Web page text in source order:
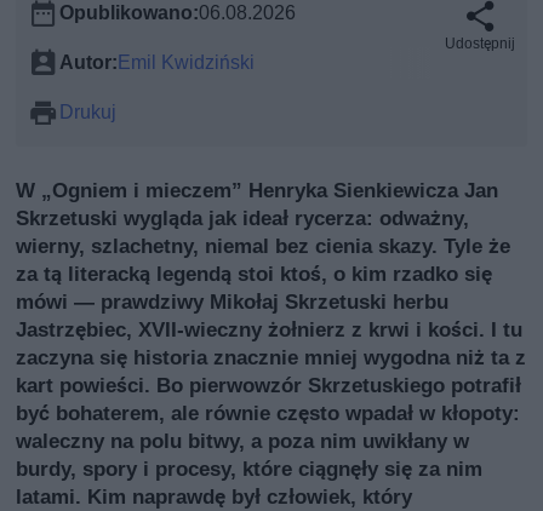
Opublikowano:06.08.2026
Autor:Emil Kwidziński
Drukuj
Udostępnij
W „Ogniem i mieczem” Henryka Sienkiewicza Jan
Skrzetuski wygląda jak ideał rycerza: odważny,
wierny, szlachetny, niemal bez cienia skazy. Tyle że
za tą literacką legendą stoi ktoś, o kim rzadko się
mówi — prawdziwy Mikołaj Skrzetuski herbu
Jastrzębiec, XVII‑wieczny żołnierz z krwi i kości. I tu
zaczyna się historia znacznie mniej wygodna niż ta z
kart powieści. Bo pierwowzór Skrzetuskiego potrafił
być bohaterem, ale równie często wpadał w kłopoty:
waleczny na polu bitwy, a poza nim uwikłany w
burdy, spory i procesy, które ciągnęły się za nim
latami. Kim naprawdę był człowiek, który